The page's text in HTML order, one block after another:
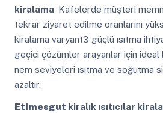
kiralama Kafelerde müşteri
tekrar ziyaret edilme oranlarını
kiralama varyant3 güçlü ısıtma
geçici çözümler arayanlar için ideal
nem seviyeleri ısıtma ve soğutma
azaltır.
Etimesgut kiralık ısıtıcılar